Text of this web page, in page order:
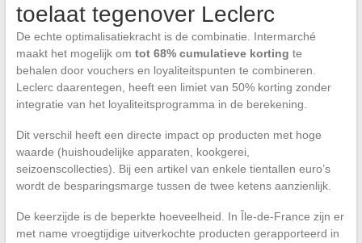
toelaat tegenover Leclerc
De echte optimalisatiekracht is de combinatie. Intermarché
maakt het mogelijk om tot 68% cumulatieve korting te
behalen door vouchers en loyaliteitspunten te combineren.
Leclerc daarentegen, heeft een limiet van 50% korting zonder
integratie van het loyaliteitsprogramma in de berekening.
Dit verschil heeft een directe impact op producten met hoge
waarde (huishoudelijke apparaten, kookgerei,
seizoenscollecties). Bij een artikel van enkele tientallen euro’s
wordt de besparingsmarge tussen de twee ketens aanzienlijk.
De keerzijde is de beperkte hoeveelheid. In Île-de-France zijn er
met name vroegtijdige uitverkochte producten gerapporteerd in